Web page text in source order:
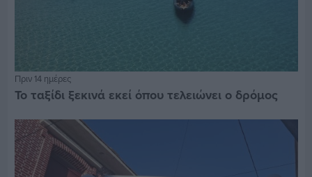
Πριν 14 ημέρες
Το ταξίδι ξεκινά εκεί όπου τελειώνει ο δρόμος